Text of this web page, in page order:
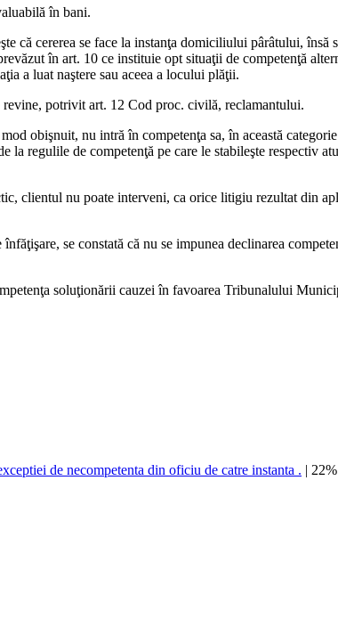
în bani.
cererea se face la instanţa domiciliului pârâtului, însă
în art. 10 ce instituie opt situaţii de competenţă
a luat naştere sau aceea a locului plăţii.
revine, potrivit art. 12 Cod proc. civilă, reclamantului.
obişnuit, nu intră în competenţa sa, în această
regulile de competenţă pe care le stabileşte respectiv
clientul nu poate interveni, ca orice litigiu rezultat din
se constată că nu se impunea declinarea
soluţionării cauzei în favoarea Tribunalului
de necompetenta din oficiu de catre instanta . | 22%